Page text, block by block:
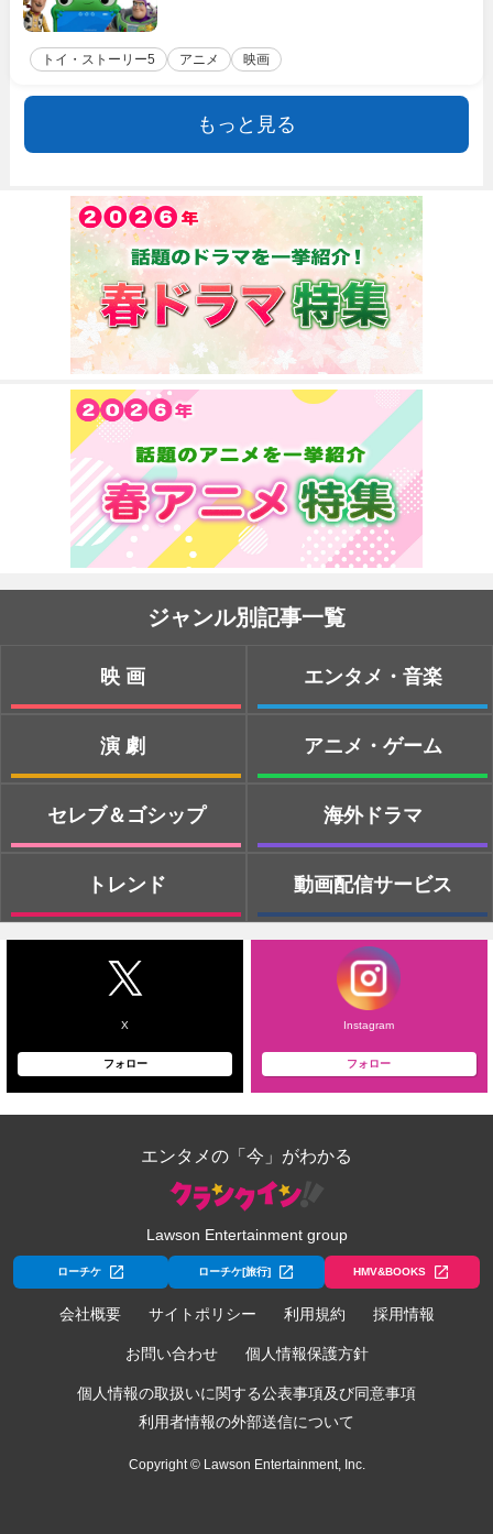
トイ・ストーリー5 アニメ 映画
もっと見る
ジャンル別記事一覧
映画
演劇
セレブ＆ゴシップ
トレンド
エンタメ・音楽
アニメ・ゲーム
海外ドラマ
動画配信サービス
X
フォロー
Instagram
フォロー
エンタメの「今」がわかる
Lawson Entertainment group
ローチケ ローチケ[旅行] HMV&BOOKS
会社概要 サイトポリシー 利用規約 採用情報
お問い合わせ 個人情報保護方針
個人情報の取扱いに関する公表事項及び同意事項
利用者情報の外部送信について
Copyright © Lawson Entertainment, Inc.